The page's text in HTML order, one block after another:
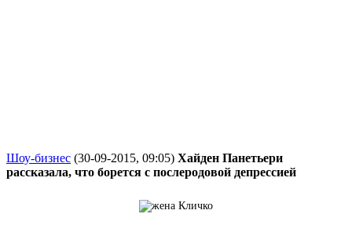
Шоу-бизнес (30-09-2015, 09:05) Хайден Панетьери
рассказала, что борется с послеродовой депрессией